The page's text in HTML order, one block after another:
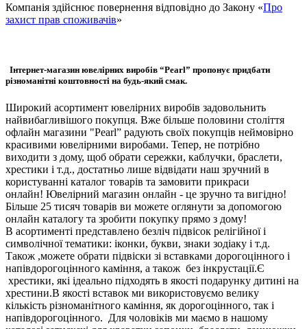
Компанія здійснює повернення відповідно до Закону «Про
захист прав споживачів»
Інтернет-магазин ювелірних виробів “Pearl” пропонує придбати
різноманітні коштовності на будь-який смак.
Широкий асортимент ювелірних виробів задовольнить
найвибагливішого покупця. Вже більше половини століття
офлайн магазини "Pearl” радують своїх покупців неймовірно
красивими ювелірними виробами. Тепер, не потрібно
виходити з дому, щоб обрати сережки, каблучки, браслети,
хрестики і т.д., достатньо лише відвідати наш зручний в
користуванні каталог товарів та замовити прикраси
онлайн! Ювелірний магазин онлайн - це зручно та вигідно!
Більше 25 тисяч товарів ви можете оглянути за допомогою
онлайн каталогу та зробити покупку прямо з дому!
В асортименті представлено безліч підвісок релігійної і
символічної тематики: іконки, букви, знаки зодіаку і т.д.
Також ,можете обрати підвіски зі вставками дорогоцінного і
напівдорогоцінного каміння, а також без інкрустації.Є
хрестики, які ідеально підходять в якості подарунку дитині на
хрестини.В якості вставок ми використовуємо велику
кількість різноманітного каміння, як дорогоцінного, так і
напівдорогоцінного. Для чоловіків ми маємо в нашому